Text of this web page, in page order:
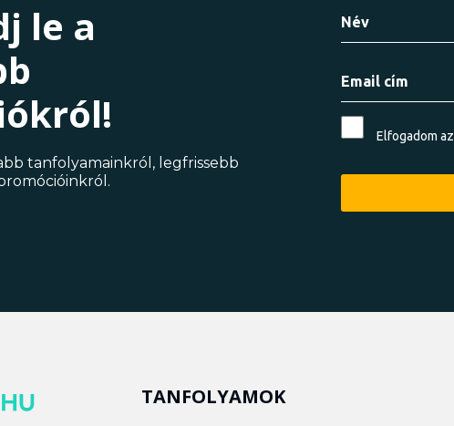
le a
tanfolyamainkról, legfrissebb
Elfogadom az
TANFOLYAMOK